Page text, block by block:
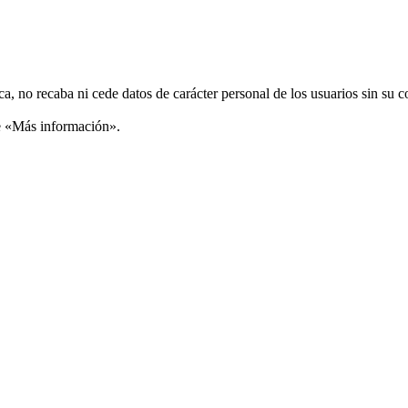
recaba ni cede datos de carácter personal de los usuarios sin su
«Más información».